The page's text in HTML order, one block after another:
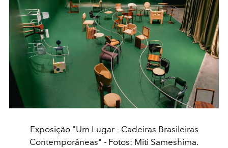
Exposição "Um Lugar - Cadeiras Brasileiras
Contemporâneas" - Fotos: Miti Sameshima.